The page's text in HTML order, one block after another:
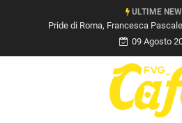
ULTIME
Pride di Roma, Francesca
09 Agosto